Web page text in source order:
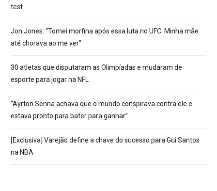
test
Jon Jones: “Tomei morfina após essa luta no UFC. Minha mãe
até chorava ao me ver”
30 atletas que disputaram as Olimpíadas e mudaram de
esporte para jogar na NFL
“Ayrton Senna achava que o mundo conspirava contra ele e
estava pronto para bater para ganhar”
[Exclusiva] Varejão define a chave do sucesso para Gui Santos
na NBA